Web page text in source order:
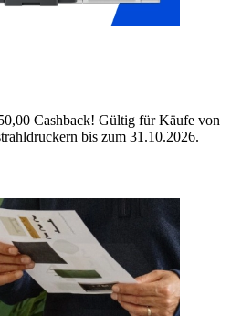
Cashback! Gültig für Käufe von
bis zum 31.10.2026.